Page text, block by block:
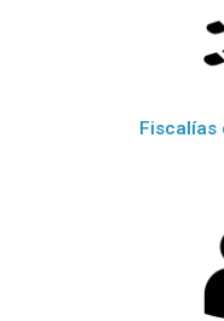
Fiscalías